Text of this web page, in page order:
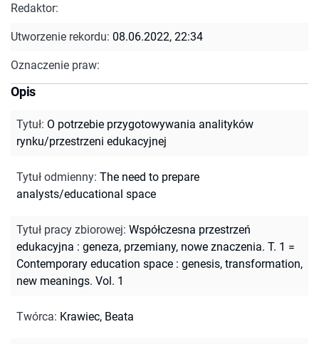
Redaktor:
Utworzenie rekordu: 08.06.2022, 22:34
Oznaczenie praw:
Opis
Tytuł: O potrzebie przygotowywania analityków
rynku/przestrzeni edukacyjnej
Tytuł odmienny: The need to prepare
analysts/educational space
Tytuł pracy zbiorowej: Współczesna przestrzeń
edukacyjna : geneza, przemiany, nowe znaczenia. T. 1 =
Contemporary education space : genesis, transformation,
new meanings. Vol. 1
Twórca: Krawiec, Beata